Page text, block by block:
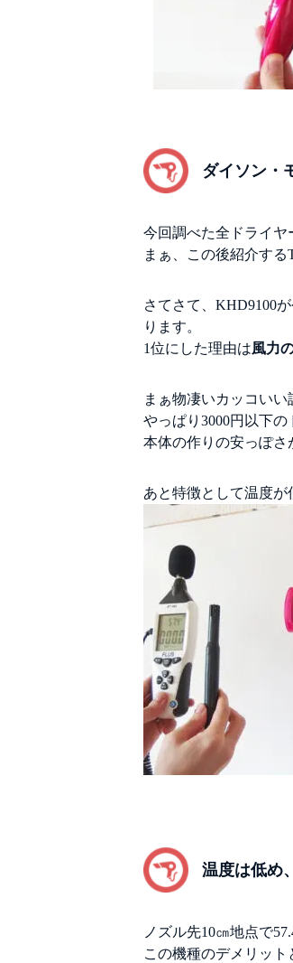
ダイソン・
今回調べた全ドライヤ
まぁ、この後紹介する
さてさて、KHD9100
ります。
1位にした理由は風力
まぁ物凄いカッコい
やっぱり3000円以下
本体の作りの安っぽさ
あと特徴として温度が
温度は低め
ノズル先10㎝地点で
この機種のデメリット